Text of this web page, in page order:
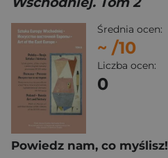
Średnia ocen:
~ /10
Liczba ocen:
0
Powiedz nam, co myślisz!